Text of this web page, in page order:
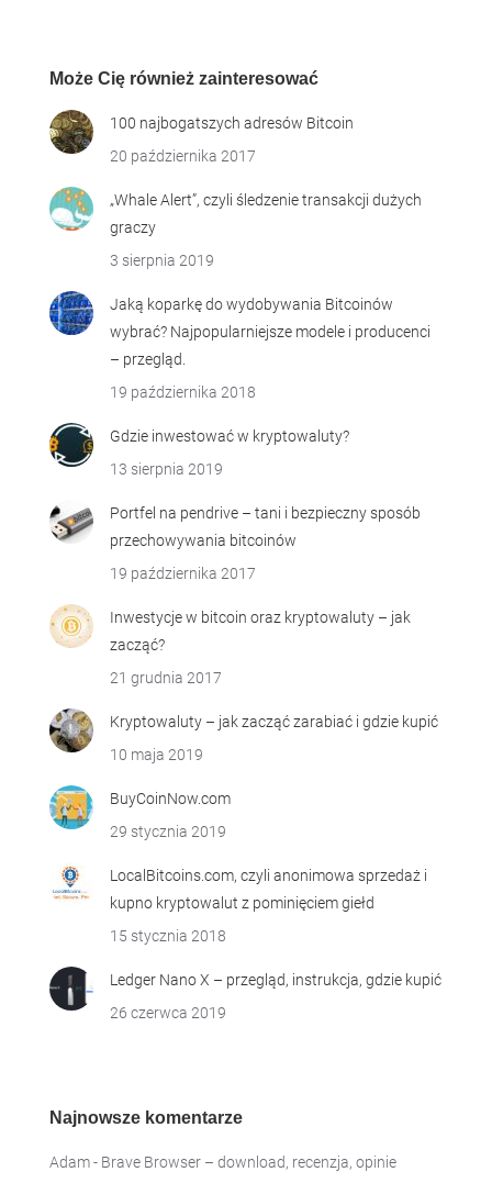
Może Cię również zainteresować
100 najbogatszych adresów Bitcoin
20 października 2017
„Whale Alert”, czyli śledzenie transakcji dużych
graczy
3 sierpnia 2019
Jaką koparkę do wydobywania Bitcoinów
wybrać? Najpopularniejsze modele i producenci
– przegląd.
19 października 2018
Gdzie inwestować w kryptowaluty?
13 sierpnia 2019
Portfel na pendrive – tani i bezpieczny sposób
przechowywania bitcoinów
19 października 2017
Inwestycje w bitcoin oraz kryptowaluty – jak
zacząć?
21 grudnia 2017
Kryptowaluty – jak zacząć zarabiać i gdzie kupić
10 maja 2019
BuyCoinNow.com
29 stycznia 2019
LocalBitcoins.com, czyli anonimowa sprzedaż i
kupno kryptowalut z pominięciem giełd
15 stycznia 2018
Ledger Nano X – przegląd, instrukcja, gdzie kupić
26 czerwca 2019
Najnowsze komentarze
Adam- Brave Browser – download, recenzja, opinie